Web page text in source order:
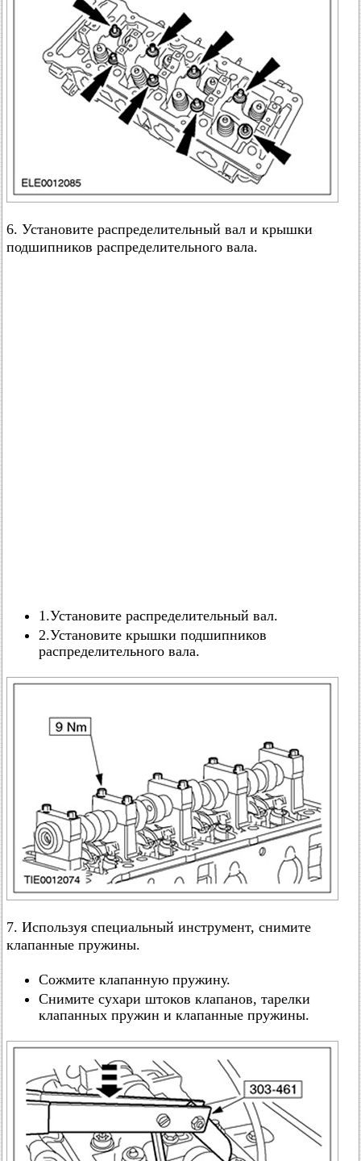
6. Установите распределительный вал и крышки
подшипников распределительного вала.
1.Установите распределительный вал.
2.Установите крышки подшипников
распределительного вала.
7. Используя специальный инструмент, снимите
клапанные пружины.
Сожмите клапанную пружину.
Снимите сухари штоков клапанов, тарелки
клапанных пружин и клапанные пружины.